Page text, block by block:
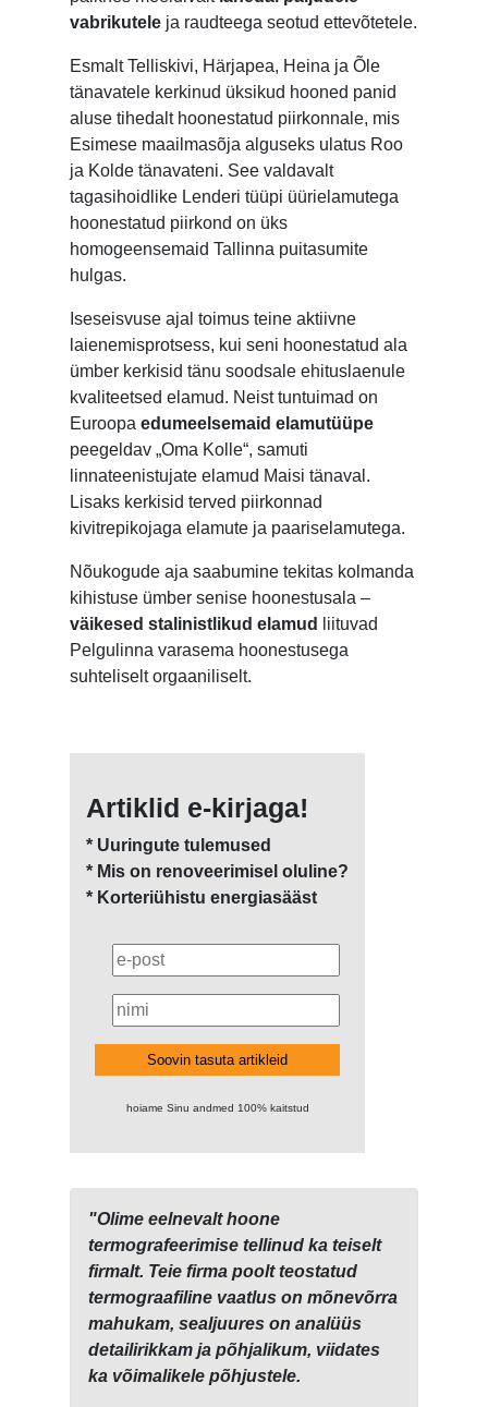
"Olime eelnevalt hoone
termografeerimise tellinud ka teiselt
firmalt. Teie firma poolt teostatud
termograafiline vaatlus on mõnevõrra
mahukam, sealjuures on analüüs
detailirikkam ja põhjalikum, viidates
ka võimalikele põhjustele.
vabrikutele ja raudteega seotud ettevõtetele.
Esmalt Telliskivi, Härjapea, Heina ja Õle
tänavatele kerkinud üksikud hooned panid
aluse tihedalt hoonestatud piirkonnale, mis
Esimese maailmasõja alguseks ulatus Roo
ja Kolde tänavateni. See valdavalt
tagasihoidlike Lenderi tüüpi üürielamutega
hoonestatud piirkond on üks
homogeensemaid Tallinna puitasumite
hulgas.
Iseseisvuse ajal toimus teine aktiivne
laienemisprotsess, kui seni hoonestatud ala
ümber kerkisid tänu soodsale ehituslaenule
kvaliteetsed elamud. Neist tuntuimad on
Euroopa edumeelsemaid elamutüüpe
peegeldav „Oma Kolle“, samuti
linnateenistujate elamud Maisi tänaval.
Lisaks kerkisid terved piirkonnad
kivitrepikojaga elamute ja paariselamutega.
Nõukogude aja saabumine tekitas kolmanda
kihistuse ümber senise hoonestusala –
väikesed stalinistlikud elamud
liituvad
Pelgulinna varasema hoonestusega
suhteliselt orgaaniliselt.
Artiklid e-kirjaga!
* Uuringute tulemused
* Mis on renoveerimisel oluline?
* Korteriühistu energiasääst
Soovin tasuta artikleid
hoiame Sinu andmed 100% kaitstud